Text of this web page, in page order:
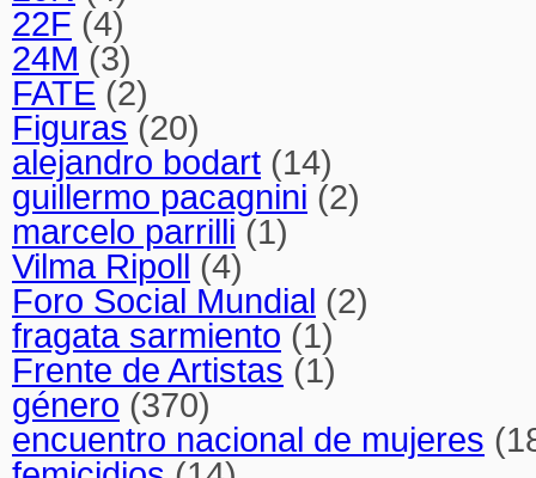
22F (4)
24M (3)
FATE (2)
Figuras (20)
alejandro bodart (14)
guillermo pacagnini (2)
marcelo parrilli (1)
Vilma Ripoll (4)
Foro Social Mundial (2)
fragata sarmiento (1)
Frente de Artistas (1)
género (370)
encuentro nacional de mujeres